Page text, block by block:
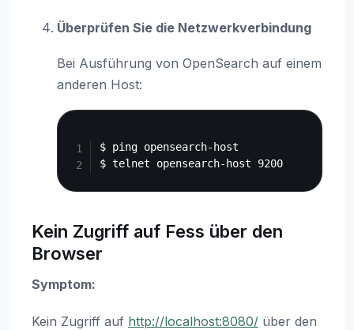
Überprüfen Sie die Netzwerkverbindung
Bei Ausführung von OpenSearch auf einem
anderen Host:
$ ping opensearch-host
Kein Zugriff auf Fess über den
Browser
Symptom:
Kein Zugriff auf http://localhost:8080/ über den